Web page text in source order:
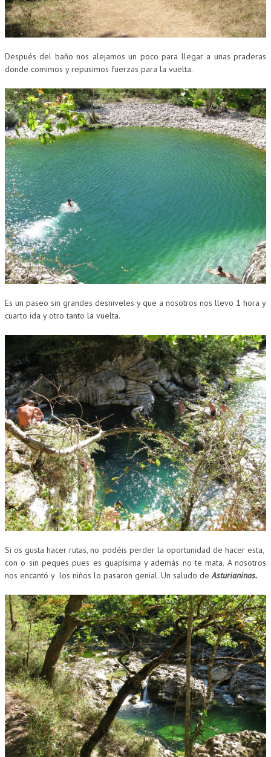
Después del baño nos alejamos un poco para llegar a unas praderas
donde comimos y repusimos fuerzas para la vuelta.
Es un paseo sin grandes desniveles y que a nosotros nos llevo 1 hora y
cuarto ida y otro tanto la vuelta.
Si os gusta hacer rutas, no podéis perder la oportunidad de hacer esta,
con o sin peques pues es guapísima y además no te mata. A nosotros
nos encantó y los niños lo pasaron genial. Un saludo deAsturianinos.